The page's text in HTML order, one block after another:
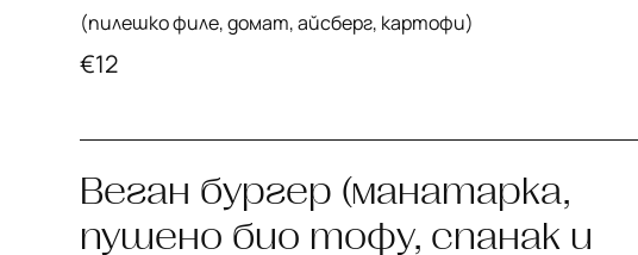
(пилешко филе, домат, айсберг, картофи)
€12
Веган бургер (манатарка,
пушено био тофу, спанак и